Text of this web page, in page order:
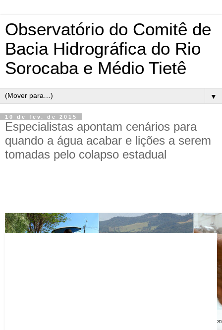
Observatório do Comitê de
Bacia Hidrográfica do Rio
Sorocaba e Médio Tietê
▼
10 de fev. de 2015
Especialistas apontam cenários para
quando a água acabar e lições a serem
tomadas pelo colapso estadual
Fim da água está colocado, a hora é de mudar hábitos, sejam gestores ou a população |